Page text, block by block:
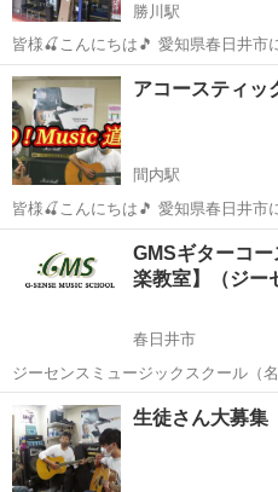
勝川駅
皆様🍒こんにちは🎵 愛知県春日井市
ギター教室のお知らせです👍️生徒さ
生との相談になります😋残り1枠にな
やリズム、楽譜読解力...
愛知 春日井市 ギ
アコースティッ
間内駅
皆様🍒こんにちは🎵 愛知県春日井市
スティックギター教室お知らせです
間帯はオショー先生と相談です😋残
リズム、楽譜読解力や...
間内駅
GMSギターコ
楽教室】（ジー
春日井市
ジーセンスミュージックスクール（名
にかく音楽を楽しみたい！ ・スキル
にさらに磨きをかけたい！ ・何か新しい
も音楽レッスン始めてみま...
愛知 春日井市 ギター
生徒さん大募集